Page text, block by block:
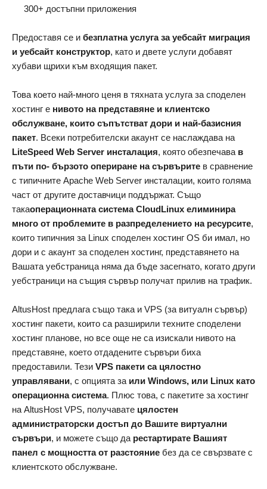
300+ достъпни приложения
Предоставя се и безплатнa услуга за уебсайт миграция
и уебсайт конструктор, като и двете услуги добавят
хубави щрихи към входящия пакет.
Това което най-много ценя в тяхната услуга за споделен
хостинг e нивото на представяне и клиентско
обслужване, които съпътстват дори и най-базисния
пакет. Всеки потребителски акаунт се наслаждава на
LiteSpeed Web Server инсталация, която обезпечава в
пъти по- бързото опериране на сървърите в сравнение
с типичните Apache Web Server инсталации, които голяма
част от другите доставчици поддържат. Също
такаоперационната система CloudLinux елиминира
много от проблемите в разпределението на ресурсите,
които типичния за Linux споделен хостинг OS би имал, но
дори и с акаунт за споделен хостинг, представянето на
Вашата уебстраница няма да бъде засегнато, когато други
уебстраници на същия сървър получат прилив на трафик.
AltusHost предлага също така и VPS (за витуалн сървър)
хостинг пакети, които са разширили техните споделени
хостинг планове, но все още не са изискали нивото на
представяне, което отдадените сървъри биха
предоставили. Тези VPS пакети са цялостно
управлявани, с опцията за или Windows, или Linux като
операционна система. Плюс това, с пакетите за хостинг
на AltusHost VPS, получавате цялостен
администраторски достъп до Вашите виртуални
сървъри, и можете също да рестартирате Вашият
панел с мощността от разстояние без да се свързвате с
клиентското обслужване.